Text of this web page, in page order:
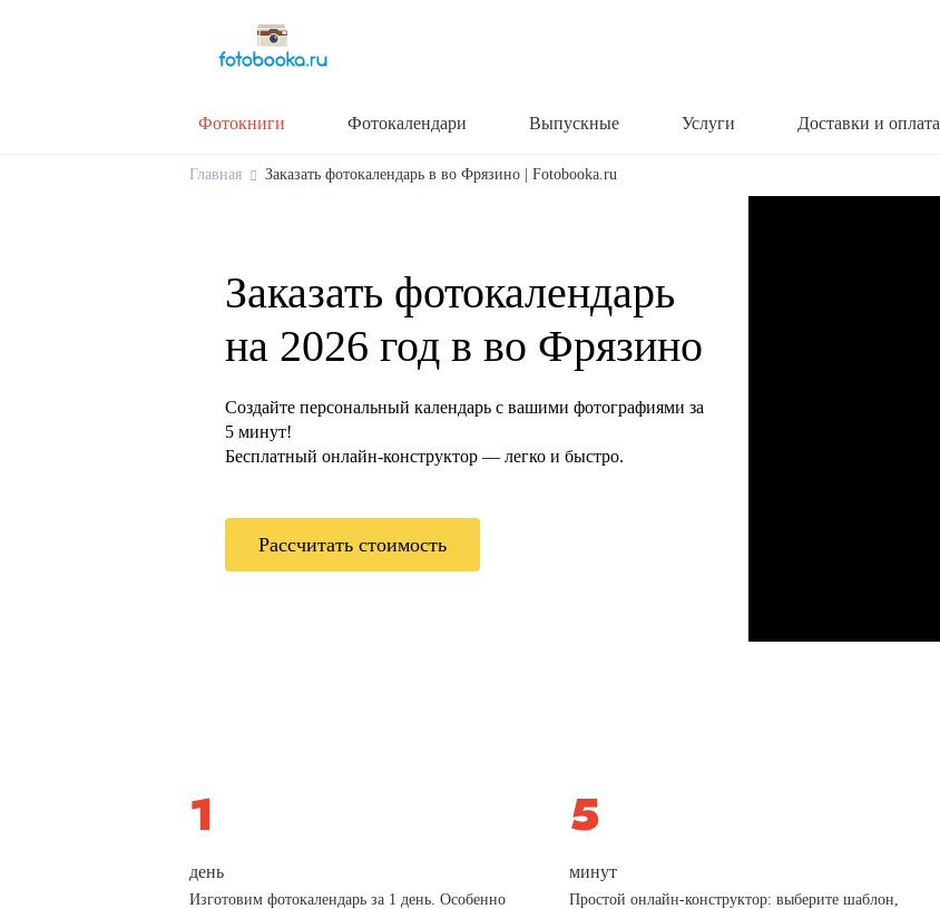
Фотокниги Фотокалендари Выпускные Услуги Доставки и оплата
Главная Заказать фотокалендарь в во Фрязино | Fotobooka.ru
Заказать фотокалендарь
на 2026 год в во Фрязино
Создайте персональный календарь с вашими фотографиями за
5 минут!
Бесплатный онлайн-конструктор — легко и быстро.
Рассчитать стоимость
день
Изготовим фотокалендарь за 1 день. Особенно
минут
Простой онлайн-конструктор: выберите шаблон,